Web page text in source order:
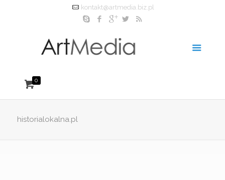
kontakt@artmedia.biz.pl
0
historialokalna.pl